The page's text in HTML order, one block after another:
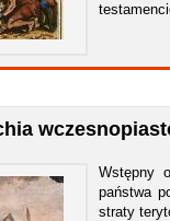
Wstępny
państwa
straty